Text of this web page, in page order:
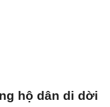
hộ dân di dời